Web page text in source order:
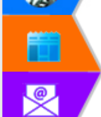
Khơi thông điểm nghẽn, đẩy
giải ngân vốn khắc phục thiên
HĐND tỉnh thông qua điều
hoạch tỉnh thời kỳ 2021-2030
Hội thảo góp ý hồ sơ điều
hoạch tỉnh Đắk Lắk thời kỳ
tầm nhìn đến năm 2050
Nâng cao hiệu quả hoạt động
doanh nghiệp nhà nước